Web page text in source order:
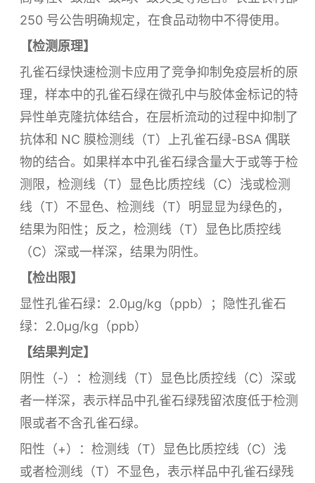
250 号公告明确规定，在食品动物中不得使用。
【检测原理】
孔雀石绿快速检测卡应用了竞争抑制免疫层析的原
理，样本中的孔雀石绿在微孔中与胶体金标记的特
异性单克隆抗体结合，在层析流动的过程中抑制了
抗体和 NC 膜检测线（T）上孔雀石绿-BSA 偶联
物的结合。如果样本中孔雀石绿含量大于或等于检
测限，检测线（T）显色比质控线（C）浅或检测
线（T）不显色、检测线（T）明显显为绿色的，
结果为阳性；反之，检测线（T）显色比质控线
（C）深或一样深，结果为阴性。
【检出限】
显性孔雀石绿：2.0µg/kg（ppb）；隐性孔雀石
绿：2.0µg/kg（ppb）
【结果判定】
阴性（-）：检测线（T）显色比质控线（C）深或
者一样深，表示样品中孔雀石绿残留浓度低于检测
限或者不含孔雀石绿。
阳性（+）：检测线（T）显色比质控线（C）浅
或者检测线（T）不显色，表示样品中孔雀石绿残